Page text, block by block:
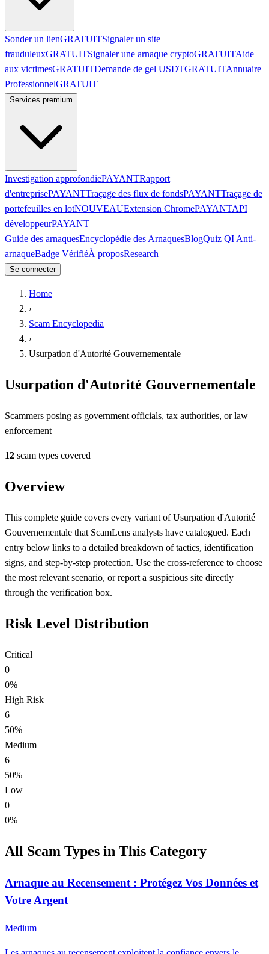
Sonder un lienGRATUITSignaler un site
frauduleuxGRATUITSignaler une arnaque cryptoGRATUITAide
aux victimesGRATUITDemande de gel USDTGRATUITAnnuaire
ProfessionnelGRATUIT
Services premium
Investigation approfondiePAYANTRapport
d'entreprisePAYANTTraçage des flux de fondsPAYANTTraçage de
portefeuilles en lotNOUVEAUExtension ChromePAYANTAPI
développeurPAYANT
Guide des arnaquesEncyclopédie des ArnaquesBlogQuiz QI Anti-
arnaqueBadge VérifiéÀ proposResearch
Se connecter
Home
›
Scam Encyclopedia
›
Usurpation d'Autorité Gouvernementale
Usurpation d'Autorité Gouvernementale
Scammers posing as government officials, tax authorities, or law
enforcement
12 scam types covered
Overview
This complete guide covers every variant of Usurpation d'Autorité
Gouvernementale that ScamLens analysts have catalogued. Each
entry below links to a detailed breakdown of tactics, identification
signs, and step-by-step protection. Use the cross-reference to choose
the most relevant scenario, or report a suspicious site directly
through the verification box.
Risk Level Distribution
Critical
0
0%
High Risk
6
50%
Medium
6
50%
Low
0
0%
All Scam Types in This Category
Arnaque au Recensement : Protégez Vos Données et
Votre Argent
Medium